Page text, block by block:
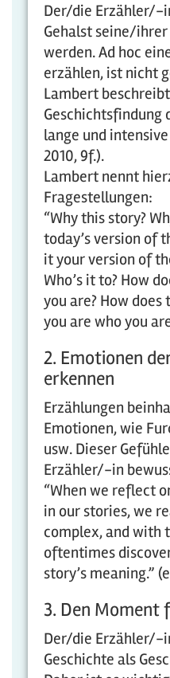
Der/die Erzähler/-
Gehalst seine/
werden. Ad hoc
erzählen, ist nicht
Lambert
Geschichtsfindung
lange und
2010, 9f.).
Lambert nennt
Fragestellungen:
“Why this story?
today’s version of
it your version of
Who’s it to? How
you are? How
you are who you
2. Emotionen
erkennen
Erzählungen
Emotionen, wie
usw. Dieser
Erzähler/-in
“When we reflect
in our stories, we
complex, and with
oftentimes
story’s meaning.”
3. Den Moment
Der/die Erzähler/-
Geschichte als